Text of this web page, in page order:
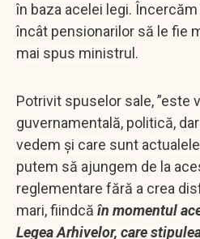
în baza acelei legi.
încât pensionarilor să le fie
mai spus ministrul.
Potrivit spuselor sale, ”este
guvernamentală, politică,
vedem și care sunt
putem să ajungem de la
reglementare fără a crea
mari, fiindcă în momentul
Legea Arhivelor, care